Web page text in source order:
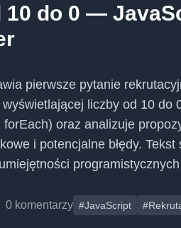
10 do 0 —
pierwsze pytanie
liczby od 10 do
forEach) oraz analizuje
i potencjalne błędy.
0 komentarzy #JavaScript